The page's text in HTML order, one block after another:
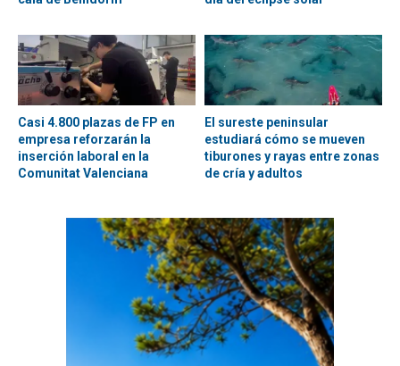
Casi 4.800 plazas de FP en
empresa reforzarán la
inserción laboral en la
Comunitat Valenciana
El sureste peninsular
estudiará cómo se mueven
tiburones y rayas entre zonas
de cría y adultos